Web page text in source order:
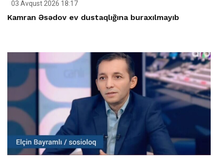
03 Avqust 2026 18:17
Kamran Əsədov ev dustaqlığına buraxılmayıb